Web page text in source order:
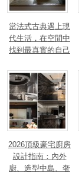
當法式古典遇上現
代生活，在空間中
找到最真實的自己
2026頂級豪宅廚房
設計指南：內外
廚、造型中島、奢